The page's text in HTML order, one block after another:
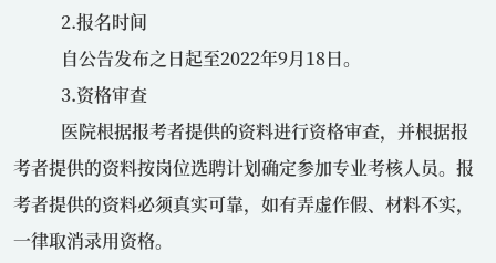
2.报名时间
自公告发布之日起至2022年9月18日。
3.资格审查
医院根据报考者提供的资料进行资格审查，并根据报
考者提供的资料按岗位选聘计划确定参加专业考核人员。报
考者提供的资料必须真实可靠，如有弄虚作假、材料不实，
一律取消录用资格。